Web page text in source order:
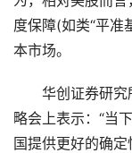
度保障(如类“平准
本市场。
华创证券研究
略会上表示：“当
国提供更好的确